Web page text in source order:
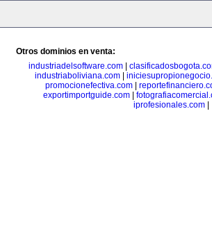
Otros dominios en venta:
industriadelsoftware.com|
industriaboliviana.com|
promocionefectiva.com
exportimportguide.com
iprofesionales.com|